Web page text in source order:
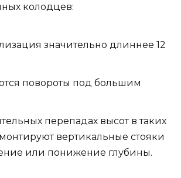
колодцев:
значительно длиннее 12
повороты под большим
перепадах высот в таких
вертикальные стояки
или понижение глубины.